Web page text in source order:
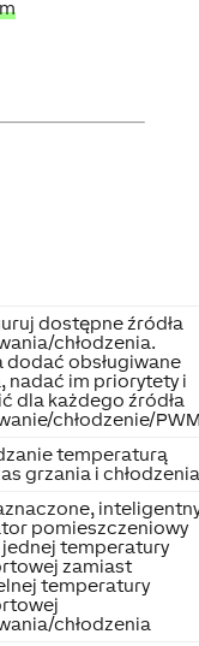
dostępne źródła
chłodzenia.
dodać obsługiwane
nadać im priorytety i
dla każdego źródła
chłodzenie/
temperaturą
grzania i chłodzenia
pomieszczeniowy
jednej temperatury
zamiast
temperatury
chłodzenia